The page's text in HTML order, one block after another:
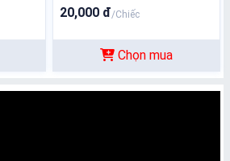
20,000 đ/Chiếc
Chọn mua